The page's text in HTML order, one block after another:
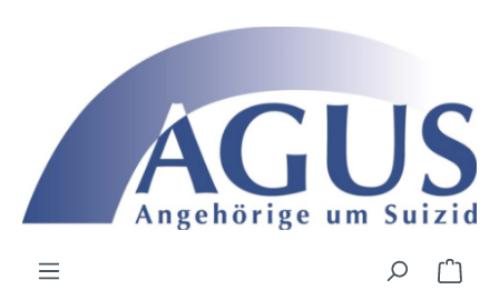
Zum Hauptinhalt springen